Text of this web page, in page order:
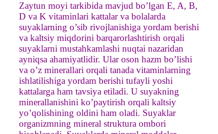
Zaytun moyi tarkibida mavjud bo’lgan E, A, B,
D va K vitaminlari kattalar va bolalarda
suyaklarning o’sib rivojlanishiga yordam berishi
va kaltsiy miqdorini barqarorlashtirish orqali
suyaklarni mustahkamlashi nuqtai nazaridan
ayniqsa ahamiyatlidir. Ular oson hazm bo’lishi
va o’z minerallari orqali tanada vitaminlarning
ishlatilishiga yordam berishi tufayli yoshi
kattalarga ham tavsiya etiladi. U suyakning
minerallanishini ko’paytirish orqali kaltsiy
yo’qolishining oldini ham oladi. Suyaklar
organizmning mineral struktura ombori